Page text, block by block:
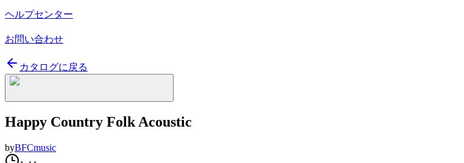
ヘルプセンター
お問い合わせ
カタログに戻る
Happy Country Folk Acoustic
byBFCmusic